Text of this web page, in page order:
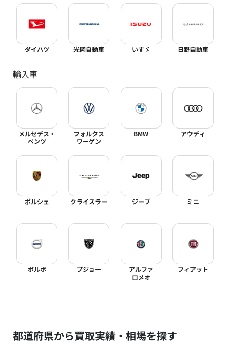
ダイハツ 光岡自動車 いすゞ 日野自動車
輸入車
メルセデス・
ベンツ
フォルクス
ワーゲン
BMW アウディ
ポルシェ クライスラー ジープ ミニ
ボルボ プジョー
アルファ
ロメオ
フィアット
都道府県から買取実績・相場を探す